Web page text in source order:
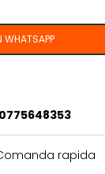
WHATSAPP
0775648353
rapida